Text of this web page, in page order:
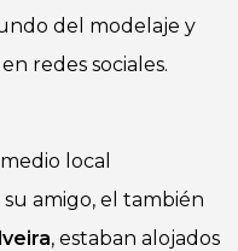
del modelaje y
redes sociales.
local
su amigo, el también
, estaban alojados